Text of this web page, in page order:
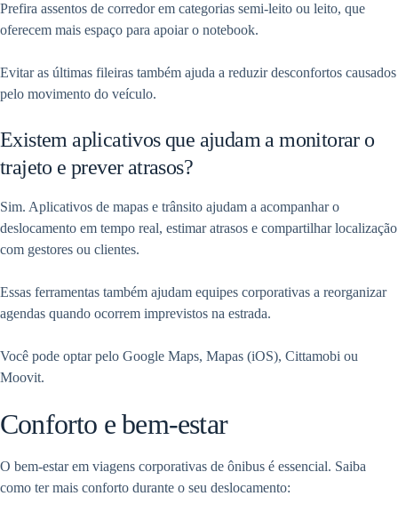
Prefira assentos de corredor em categorias semi-leito ou leito, que
oferecem mais espaço para apoiar o notebook.
Evitar as últimas fileiras também ajuda a reduzir desconfortos causados
pelo movimento do veículo.
Existem aplicativos que ajudam a monitorar o
trajeto e prever atrasos?
Sim. Aplicativos de mapas e trânsito ajudam a acompanhar o
deslocamento em tempo real, estimar atrasos e compartilhar localização
com gestores ou clientes.
Essas ferramentas também ajudam equipes corporativas a reorganizar
agendas quando ocorrem imprevistos na estrada.
Você pode optar pelo Google Maps, Mapas (iOS), Cittamobi ou
Moovit.
Conforto e bem-estar
O bem-estar em viagens corporativas de ônibus é essencial. Saiba
como ter mais conforto durante o seu deslocamento: